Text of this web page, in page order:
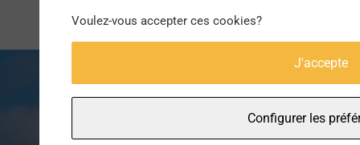
Voulez-vous accepter ces cookies?
J'accepte
Configurer les